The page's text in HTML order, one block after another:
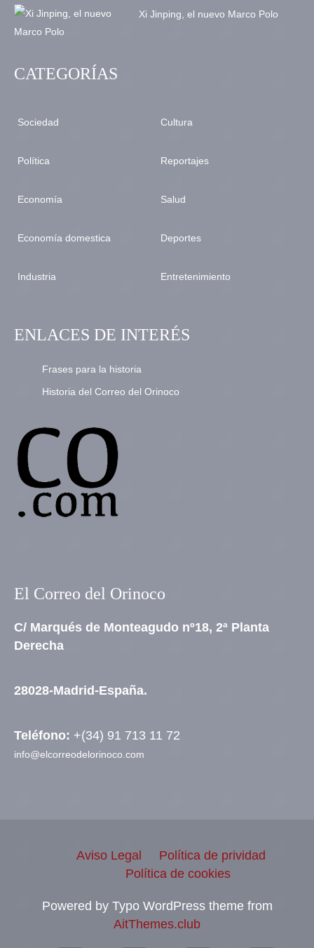
Xi Jinping, el nuevo Marco Polo
CATEGORÍAS
Sociedad
Política
Economía
Economía domestica
Industria
Cultura
Reportajes
Salud
Deportes
Entretenimiento
ENLACES DE INTERÉS
Frases para la historia
Historia del Correo del Orinoco
El Correo del Orinoco
C/ Marqués de Monteagudo nº18, 2ª Planta
Derecha
28028-Madrid-España.
Teléfono: +(34) 91 713 11 72
info@elcorreodelorinoco.com
Aviso Legal
Política de prividad
Política de cookies
Powered by Typo WordPress theme from
AitThemes.club